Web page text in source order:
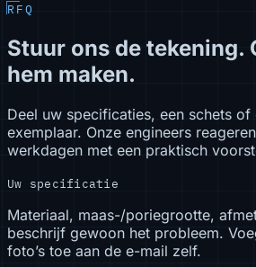
RFQ
Stuur ons de tekening.
hem maken.
Deel uw specificaties, een schets of
exemplaar. Onze engineers
werkdagen met een praktisch
Uw specificatie
Materiaal, maas-/poriegrootte,
beschrijf gewoon het probleem.
foto’s toe aan de e-mail zelf.